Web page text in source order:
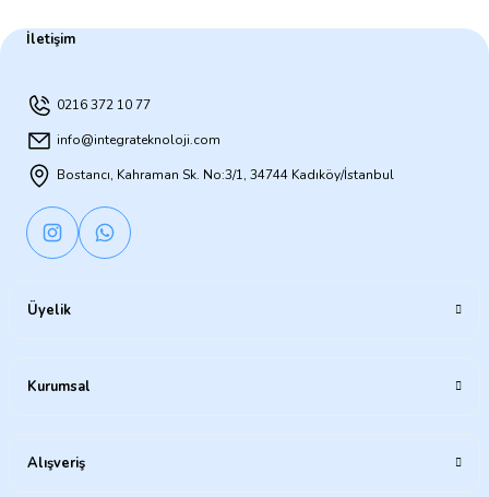
İletişim
0216 372 10 77
info@integrateknoloji.com
Bostancı, Kahraman Sk. No:3/1, 34744 Kadıköy/İstanbul
Üyelik
Kurumsal
Alışveriş